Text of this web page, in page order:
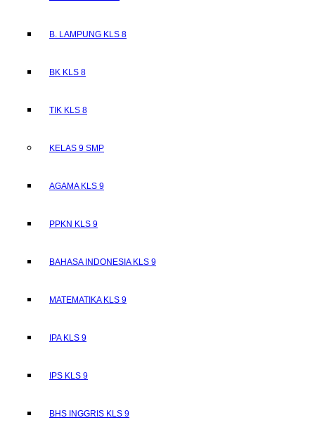
B. LAMPUNG KLS 8
BK KLS 8
TIK KLS 8
KELAS 9 SMP
AGAMA KLS 9
PPKN KLS 9
BAHASA INDONESIA KLS 9
MATEMATIKA KLS 9
IPA KLS 9
IPS KLS 9
BHS INGGRIS KLS 9